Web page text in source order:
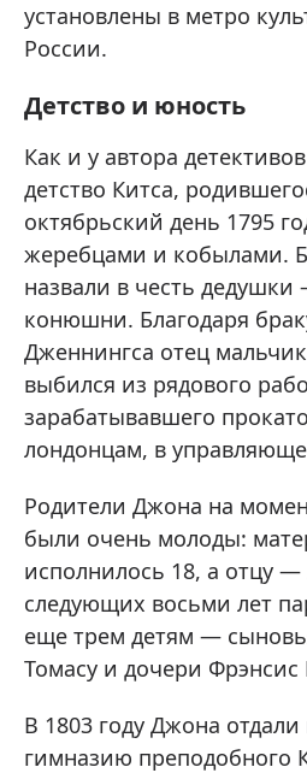
установлены в метро
России.
Детство и юность
Как и у автора детективов
детство Китса,
октябрьский день 1795
жеребцами и кобылами.
назвали в честь дедушки
конюшни. Благодаря
Дженнингса отец
выбился из рядового
зарабатывавшего
лондонцам, в
Родители Джона на
были очень молоды:
исполнилось 18, а отцу
следующих восьми лет
еще трем детям —
Томасу и дочери
В 1803 году Джона отдали
гимназию преподобного